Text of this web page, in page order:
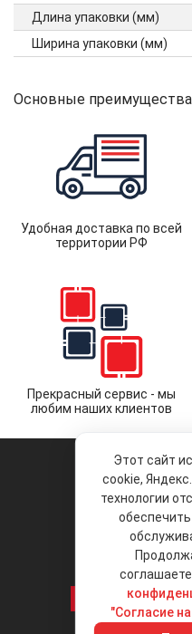
Длина упаковки (мм)
Ширина упаковки (мм)
Основные преимущества
Удобная доставка по всей
территории РФ
Прекрасный сервис - мы
любим наших клиентов
© 2026
Аксессуары
Положение об
Этот сайт
cookie,
технологии
"Согласие